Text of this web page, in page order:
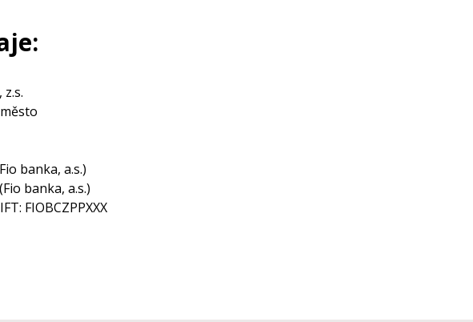
banka, a.s.)
banka, a.s.)
FIOBCZPPXXX